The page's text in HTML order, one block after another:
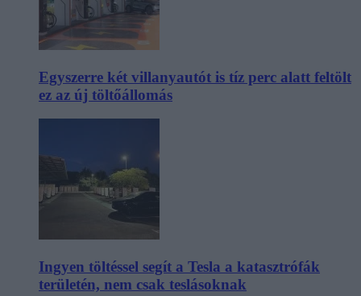
Egyszerre két villanyautót is tíz perc alatt feltölt
ez az új töltőállomás
Ingyen töltéssel segít a Tesla a katasztrófák
területén, nem csak teslásoknak